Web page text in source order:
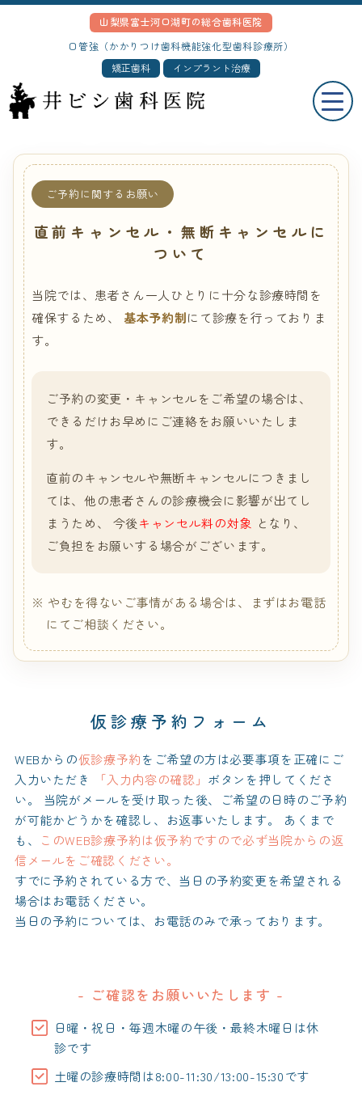
山梨県富士河口湖町の総合歯科医院
口管強（かかりつけ歯科機能強化型歯科診療所）
矯正歯科
インプラント治療
ご予約に関するお願い
直前キャンセル・無断キャンセルに
ついて
当院では、患者さん一人ひとりに十分な診療時間を
確保するため、基本予約制にて診療を行っておりま
す。
ご予約の変更・キャンセルをご希望の場合は、
できるだけお早めにご連絡をお願いいたしま
す。
直前のキャンセルや無断キャンセルにつきまし
ては、他の患者さんの診療機会に影響が出てし
まうため、 今後キャンセル料の対象 となり、
ご負担をお願いする場合がございます。
やむを得ないご事情がある場合は、まずはお電話
にてご相談ください。
仮診療予約フォーム
WEBからの仮診療予約をご希望の方は必要事項を正確にご
入力いただき
「入力内容の確認」 ボタンを押してくださ
い。
当院がメールを受け取った後、ご希望の日時のご予約
が可能かどうかを確認し、お返事いたします。
あくまで
も、
このWEB診療予約は仮予約ですので必ず当院からの返
信メールをご確認ください。
すでに予約されている方で、当日の予約変更を希望される
場合はお電話ください。
当日の予約については、お電話のみで承っております。
- ご確認をお願いいたします -
日曜・祝日・毎週木曜の午後・最終木曜日は休
診です
土曜の診療時間は8:00-11:30/13:00-15:30です